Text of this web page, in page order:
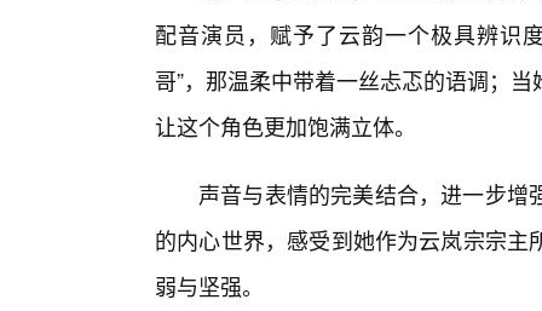
配音演员，赋予了云韵一个极具辨识
哥”，那温柔中带着一丝忐忑的语调；
让这个角色更加饱满立体。
声音与表情的完美结合，进一步
的内心世界，感受到她作为云岚宗宗
弱与坚强。